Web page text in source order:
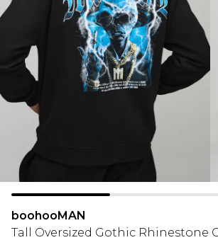
boohooMAN
Tall Oversized Gothic Rhinestone